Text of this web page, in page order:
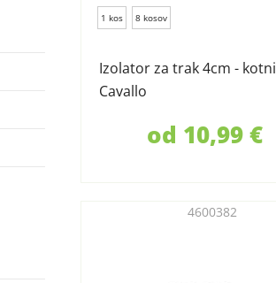
1 kos 8 kosov
Izolator za trak 4cm - kotni
Cavallo
od 10,99 €
4600382